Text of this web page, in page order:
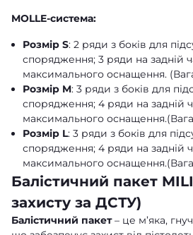
MOLLE-система:
Розмір S: 2 ряди з боків для
спорядження; 3 ряди на задній
максимального оснащення.
Розмір M: 3 ряди з боків для
спорядження; 4 ряди на задній
максимального
Розмір L: 3 ряди з боків для
спорядження; 4 ряди на задній
максимального
Балістичний пакет
захисту за ДСТУ)
Балістичний пакет– це м’яка,